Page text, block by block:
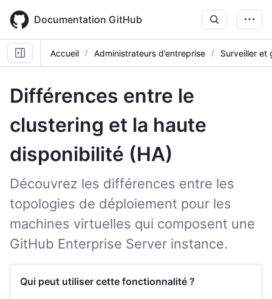
main
content
Documentation GitHub
Accueil Administrateurs d’entreprise Surveiller et
Différences entre le
clustering et la haute
disponibilité (HA)
Découvrez les différences entre les
topologies de déploiement pour les
machines virtuelles qui composent une
GitHub Enterprise Server instance.
Qui peut utiliser cette fonctionnalité ?